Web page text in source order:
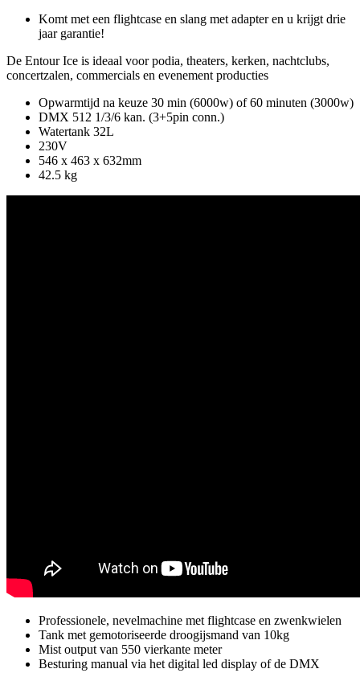
Komt met een flightcase en slang met adapter en u krijgt drie
jaar garantie!
De Entour Ice is ideaal voor podia, theaters, kerken, nachtclubs,
concertzalen, commercials en evenement producties
Opwarmtijd na keuze 30 min (6000w) of 60 minuten (3000w)
DMX 512 1/3/6 kan. (3+5pin conn.)
Watertank 32L
230V
546 x 463 x 632mm
42.5 kg
Professionele, nevelmachine met flightcase en zwenkwielen
Tank met gemotoriseerde droogijsmand van 10kg
Mist output van 550 vierkante meter
Besturing manual via het digital led display of de DMX